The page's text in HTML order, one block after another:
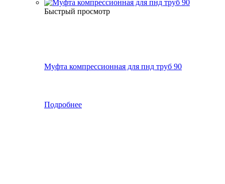
Быстрый просмотр
Муфта компрессионная для пнд труб 90
Подробнее